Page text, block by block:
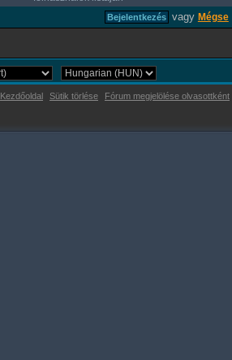
vagy Mégse
Kezdőoldal Sütik törlése Fórum megjelölése olvasottként